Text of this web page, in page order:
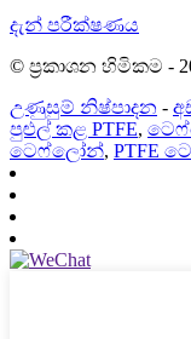
දැන් පරීක්ෂණය
© ප්‍රකාශන හිමිකම -
උණුසුම් නිෂ්පාදන -
පුළුල් කළ PTFE,
ටෙෆ්ලෝන්, PTFE